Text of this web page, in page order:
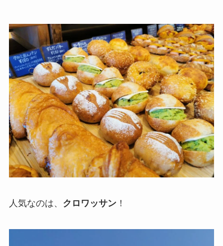
人気なのは、 クロワッサン！